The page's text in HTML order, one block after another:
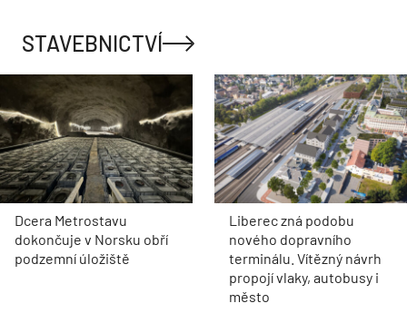
STAVEBNICTVÍ
Dcera Metrostavu
dokončuje v Norsku obří
podzemní úložiště
Liberec zná podobu
nového dopravního
terminálu. Vítězný návrh
propojí vlaky, autobusy i
město